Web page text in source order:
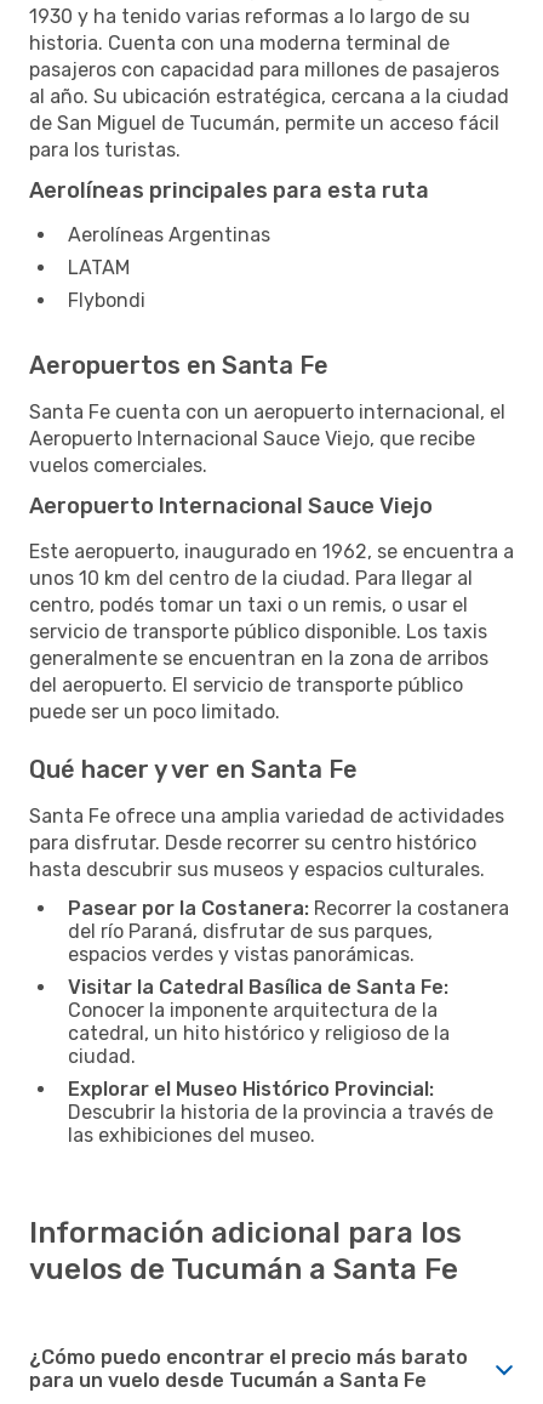
1930 y ha tenido varias reformas a lo largo de su
historia. Cuenta con una moderna terminal de
pasajeros con capacidad para millones de pasajeros
al año. Su ubicación estratégica, cercana a la ciudad
de San Miguel de Tucumán, permite un acceso fácil
para los turistas.
Aerolíneas principales para esta ruta
Aerolíneas Argentinas
LATAM
Flybondi
Aeropuertos en Santa Fe
Santa Fe cuenta con un aeropuerto internacional, el
Aeropuerto Internacional Sauce Viejo, que recibe
vuelos comerciales.
Aeropuerto Internacional Sauce Viejo
Este aeropuerto, inaugurado en 1962, se encuentra a
unos 10 km del centro de la ciudad. Para llegar al
centro, podés tomar un taxi o un remis, o usar el
servicio de transporte público disponible. Los taxis
generalmente se encuentran en la zona de arribos
del aeropuerto. El servicio de transporte público
puede ser un poco limitado.
Qué hacer y ver en Santa Fe
Santa Fe ofrece una amplia variedad de actividades
para disfrutar. Desde recorrer su centro histórico
hasta descubrir sus museos y espacios culturales.
Pasear por la Costanera: Recorrer la costanera
del río Paraná, disfrutar de sus parques,
espacios verdes y vistas panorámicas.
Visitar la Catedral Basílica de Santa Fe:
Conocer la imponente arquitectura de la
catedral, un hito histórico y religioso de la
ciudad.
Explorar el Museo Histórico Provincial:
Descubrir la historia de la provincia a través de
las exhibiciones del museo.
Información adicional para los
vuelos de Tucumán a Santa Fe
¿Cómo puedo encontrar el precio más barato
para un vuelo desde Tucumán a Santa Fe